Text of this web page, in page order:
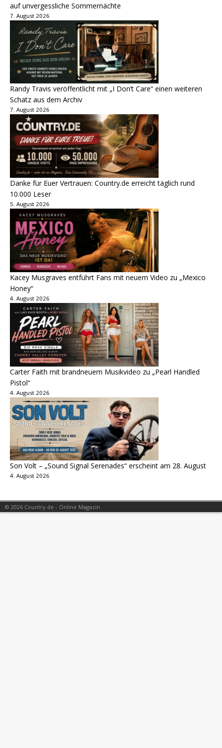
auf unvergessliche Sommernächte
7. August 2026
Randy Travis veröffentlicht mit „I Don’t Care“ einen weiteren
Schatz aus dem Archiv
7. August 2026
Danke für Euer Vertrauen: Country.de erreicht täglich rund
10.000 Leser
5. August 2026
Kacey Musgraves entführt Fans mit neuem Video zu „Mexico
Honey“
4. August 2026
Carter Faith mit brandneuem Musikvideo zu „Pearl Handled
Pistol“
4. August 2026
Son Volt – „Sound Signal Serenades“ erscheint am 28. August
4. August 2026
© 2026 Country.de - Online Magazin